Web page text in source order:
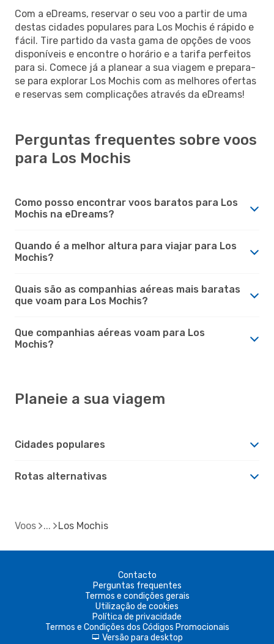
Com a eDreams, reservar o seu voo a partir de uma
destas cidades populares para Los Mochis é rápido e
fácil. Tire partido da vasta gama de opções de voos
disponíveis e encontre o horário e a tarifa perfeitos
para si. Comece já a planear a sua viagem e prepara-
se para explorar Los Mochis com as melhores ofertas
e reservas sem complicações através da eDreams!
Perguntas frequentes sobre voos
para Los Mochis
Como posso encontrar voos baratos para Los
Mochis na eDreams?
Quando é a melhor altura para viajar para Los
Mochis?
Quais são as companhias aéreas mais baratas
que voam para Los Mochis?
Que companhias aéreas voam para Los
Mochis?
Planeie a sua viagem
Cidades populares
Rotas alternativas
Voos Los Mochis
Contacto
Perguntas frequentes
Termos e condições gerais
Utilização de cookies
Política de privacidade
Termos e Condições dos Códigos Promocionais
d Versão para desktop